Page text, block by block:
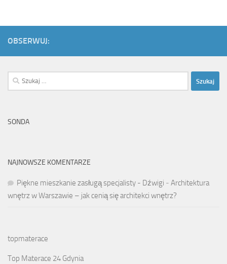
OBSERWUJ:
Szukaj:
SONDA
NAJNOWSZE KOMENTARZE
Piękne mieszkanie zasługą specjalisty - Dźwigi - Architektura
wnętrz w Warszawie – jak cenią się architekci wnętrz?
topmaterace
Top Materace 24 Gdynia